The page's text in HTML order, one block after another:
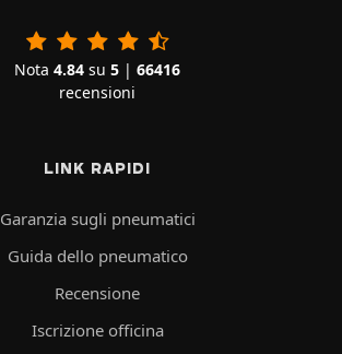
Nota 4.84 su 5 | 66416
recensioni
LINK RAPIDI
Garanzia sugli pneumatici
Guida dello pneumatico
Recensione
Iscrizione officina